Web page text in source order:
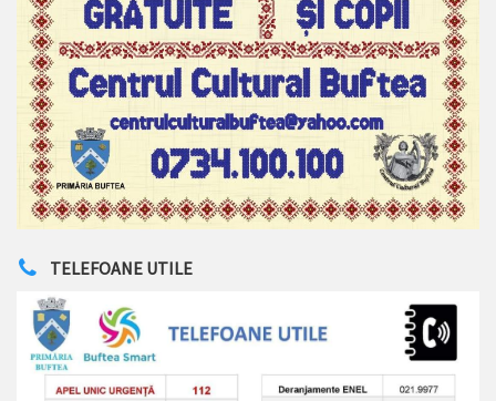
TELEFOANE UTILE